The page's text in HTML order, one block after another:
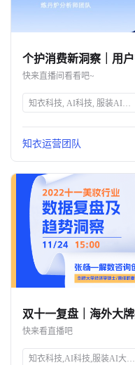
快来直播间看看吧~
知衣科技, AI科技, 服装AI大数据, 个护消费趋势, 消费者需求, 个人护理, 精细化消费, 品牌突破, 直播预告, 数据洞察
知衣运营团队
快来看直播吧
知衣科技,AI科技,服装AI大数据,双十一,美妆行业,数据洞察,电商直播,炼丹炉Talk,张杨,解数咨询,电商趋势,GMV分析,市场变化,品牌增长,获客成本,未来趋势